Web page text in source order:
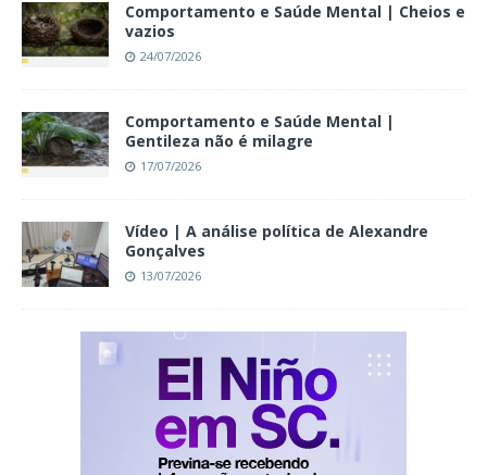
Comportamento e Saúde Mental | Cheios e
vazios
24/07/2026
Comportamento e Saúde Mental |
Gentileza não é milagre
17/07/2026
Vídeo | A análise política de Alexandre
Gonçalves
13/07/2026